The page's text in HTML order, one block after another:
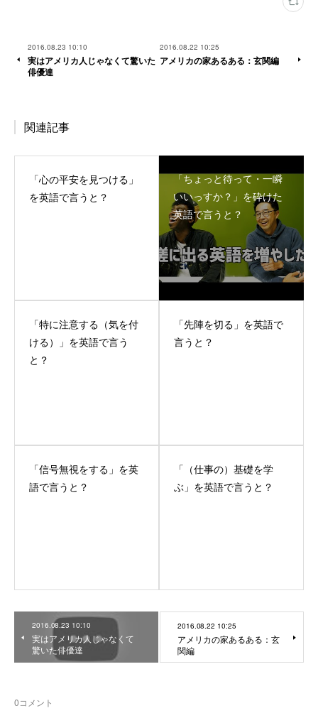
2016.08.23 10:10
実はアメリカ人じゃなくて驚いた
俳優達
2016.08.22 10:25
アメリカの家あるある：玄関編
関連記事
「心の平安を見つける」
を英語で言うと？
「ちょっと待って・一瞬
いいっすか？」を砕けた
英語で言うと？
「特に注意する（気を付
ける）」を英語で言う
と？
「先陣を切る」を英語で
言うと？
「信号無視をする」を英
語で言うと？
「（仕事の）基礎を学
ぶ」を英語で言うと？
2016.08.23 10:10
実はアメリカ人じゃなくて
驚いた俳優達
2016.08.22 10:25
アメリカの家あるある：玄
関編
0コメント